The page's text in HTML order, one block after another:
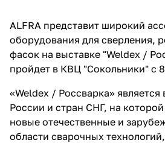
ALFRA представит широкий
оборудования для сверления,
фасок на выставке "Weldex /
пройдет в КВЦ "Сокольники" с
«Weldex / Россварка»
России и стран СНГ, на
новые отечественные и
области сварочных